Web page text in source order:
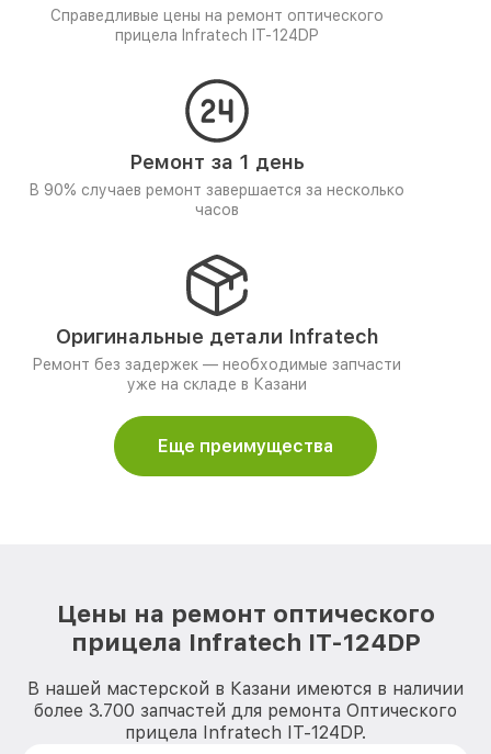
Справедливые цены на ремонт оптического
прицела Infratech IT-124DP
Ремонт за 1 день
В 90% случаев ремонт завершается за несколько
часов
Оригинальные детали Infratech
Ремонт без задержек — необходимые запчасти
уже на складе в Казани
Еще преимущества
Цены на ремонт оптического
прицела Infratech IT-124DP
В нашей мастерской в Казани имеются в наличии
более 3.700 запчастей для ремонта Оптического
прицела Infratech IT-124DP.